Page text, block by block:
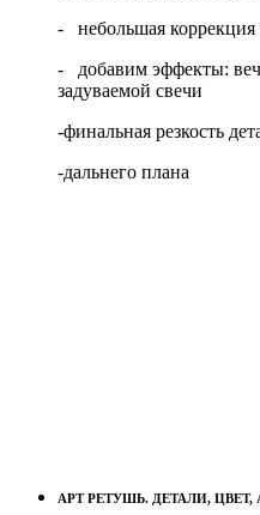
- небольшая коррекция
- добавим эффекты:
задуваемой свечи
-финальная резкость
-дальнего плана
АРТ РЕТУШЬ. ДЕТАЛИ, ЦВЕТ,